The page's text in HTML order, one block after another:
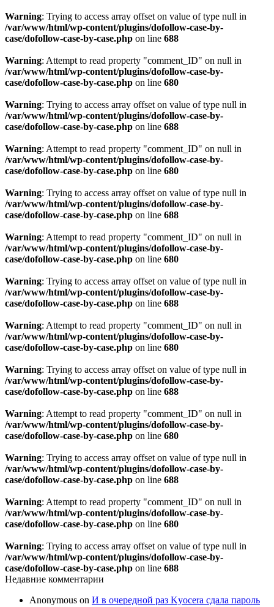
Warning: Trying to access array offset on value of type null in
/var/www/html/wp-content/plugins/dofollow-case-by-
case/dofollow-case-by-case.php on line 688
Warning: Attempt to read property "comment_ID" on null in
/var/www/html/wp-content/plugins/dofollow-case-by-
case/dofollow-case-by-case.php on line 680
Warning: Trying to access array offset on value of type null in
/var/www/html/wp-content/plugins/dofollow-case-by-
case/dofollow-case-by-case.php on line 688
Warning: Attempt to read property "comment_ID" on null in
/var/www/html/wp-content/plugins/dofollow-case-by-
case/dofollow-case-by-case.php on line 680
Warning: Trying to access array offset on value of type null in
/var/www/html/wp-content/plugins/dofollow-case-by-
case/dofollow-case-by-case.php on line 688
Warning: Attempt to read property "comment_ID" on null in
/var/www/html/wp-content/plugins/dofollow-case-by-
case/dofollow-case-by-case.php on line 680
Warning: Trying to access array offset on value of type null in
/var/www/html/wp-content/plugins/dofollow-case-by-
case/dofollow-case-by-case.php on line 688
Warning: Attempt to read property "comment_ID" on null in
/var/www/html/wp-content/plugins/dofollow-case-by-
case/dofollow-case-by-case.php on line 680
Warning: Trying to access array offset on value of type null in
/var/www/html/wp-content/plugins/dofollow-case-by-
case/dofollow-case-by-case.php on line 688
Warning: Attempt to read property "comment_ID" on null in
/var/www/html/wp-content/plugins/dofollow-case-by-
case/dofollow-case-by-case.php on line 680
Warning: Trying to access array offset on value of type null in
/var/www/html/wp-content/plugins/dofollow-case-by-
case/dofollow-case-by-case.php on line 688
Warning: Attempt to read property "comment_ID" on null in
/var/www/html/wp-content/plugins/dofollow-case-by-
case/dofollow-case-by-case.php on line 680
Warning: Trying to access array offset on value of type null in
/var/www/html/wp-content/plugins/dofollow-case-by-
case/dofollow-case-by-case.php on line 688
Недавние комментарии
Anonymous on И в очередной раз Kyocera сдала пароль